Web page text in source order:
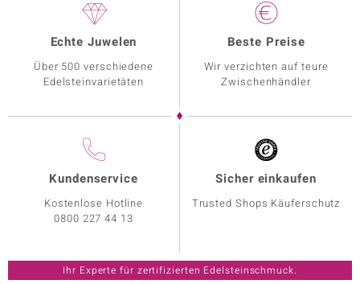
Echte Juwelen
Über 500 verschiedene
Edelsteinvarietäten
Beste Preise
Wir verzichten auf teure
Zwischenhändler
Kundenservice
Kostenlose Hotline
0800 227 44 13
Sicher einkaufen
Trusted Shops Käuferschutz
Ihr Experte für zertifizierten Edelsteinschmuck.